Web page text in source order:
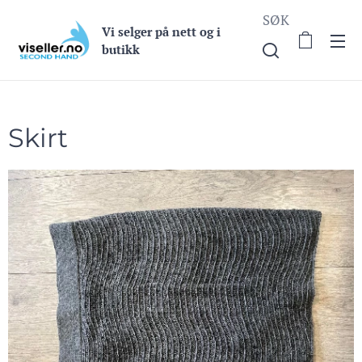
Vi selger på nett og i
butikk
SØK
Skirt